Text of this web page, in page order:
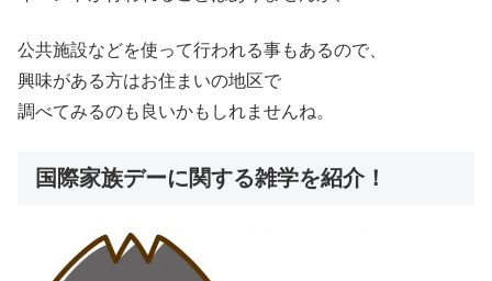
公共施設などを使って行われる事もあるので、
興味がある方はお住まいの地区で
調べてみるのも良いかもしれませんね。
国際家族デーに関する雑学を紹介！